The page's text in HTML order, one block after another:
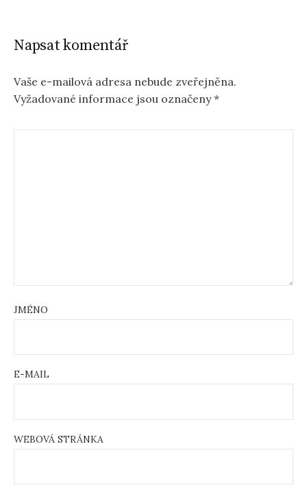
Napsat komentář
Vaše e-mailová adresa nebude zveřejněna.
Vyžadované informace jsou označeny*
JMÉNO
E-MAIL
WEBOVÁ STRÁNKA